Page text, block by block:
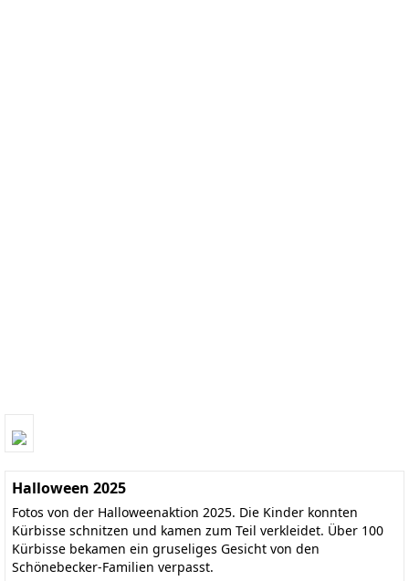
Halloween 2025
Fotos von der Halloweenaktion 2025. Die Kinder konnten
Kürbisse schnitzen und kamen zum Teil verkleidet. Über 100
Kürbisse bekamen ein gruseliges Gesicht von den
Schönebecker-Familien verpasst.